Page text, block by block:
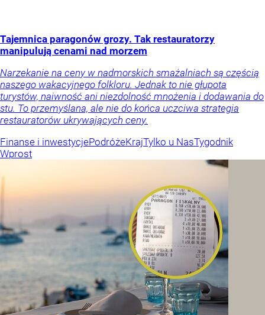
Tajemnica paragonów grozy. Tak restauratorzy
manipulują cenami nad morzem
Narzekanie na ceny w nadmorskich smażalniach są częścią
naszego wakacyjnego folkloru. Jednak to nie głupota
turystów, naiwność ani niezdolność mnożenia i dodawania do
stu. To przemyślana, ale nie do końca uczciwa strategia
restauratorów ukrywających ceny.
Finanse i inwestycjePodróżeKrajTylko u NasTygodnik
Wprost